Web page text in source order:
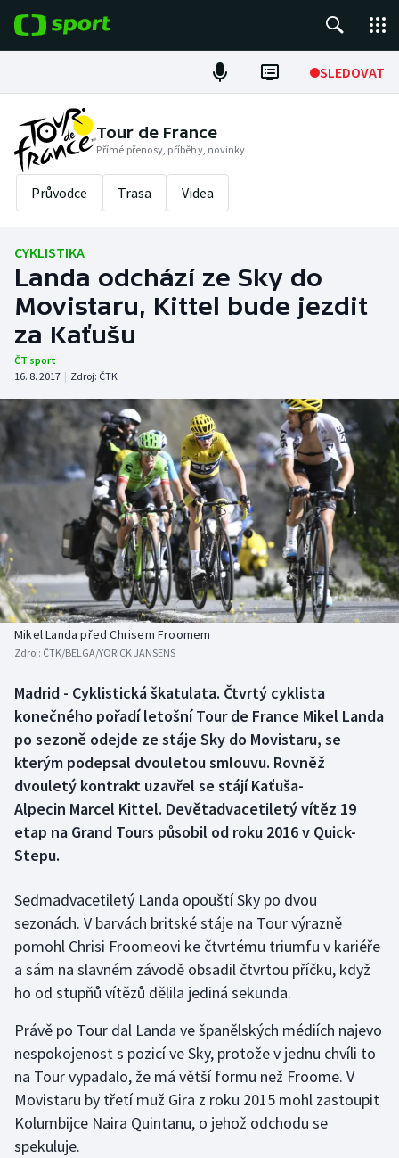
SLEDOVAT
Fotbal
Hokej
Tenis
Cyklistika
DALŠÍ SPORTY
Americký fotbal
Baseball a softbal
Basketbal
Boby a skeleton
Box
Curling
Florbal
Futsal
Gymnastika
Jezdectví
Judo
Lezení
Lyže a snowboard
Moderní pětiboj
NEPŘEHLÉDNĚTE
Soutěže
Historické návraty
Aplikace ČT sport
AZ kvíz
Tour de France
Přímé přenosy, příběhy, novinky
Průvodce Trasa Videa
CYKLISTIKA
Landa odchází ze Sky do
Movistaru, Kittel bude jezdit
za Kaťušu
ČT sport
16. 8. 2017 | Zdroj: ČTK
Mikel Landa před Chrisem Froomem
Zdroj: ČTK/BELGA/YORICK JANSENS
Madrid - Cyklistická škatulata. Čtvrtý cyklista
konečného pořadí letošní Tour de France Mikel Landa
po sezoně odejde ze stáje Sky do Movistaru, se
kterým podepsal dvouletou smlouvu. Rovněž
dvouletý kontrakt uzavřel se stájí Kaťuša-
Alpecin Marcel Kittel. Devětadvacetiletý vítěz 19
etap na Grand Tours působil od roku 2016 v Quick-
Stepu.
Sedmadvacetiletý Landa opouští Sky po dvou
sezonách. V barvách britské stáje na Tour výrazně
pomohl Chrisi Froomeovi ke čtvrtému triumfu v kariéře
a sám na slavném závodě obsadil čtvrtou příčku, když
ho od stupňů vítězů dělila jediná sekunda.
Právě po Tour dal Landa ve španělských médiích najevo
nespokojenost s pozicí ve Sky, protože v jednu chvíli to
na Tour vypadalo, že má větší formu než Froome. V
Movistaru by třetí muž Gira z roku 2015 mohl zastoupit
Kolumbijce Naira Quintanu, o jehož odchodu se
spekuluje.